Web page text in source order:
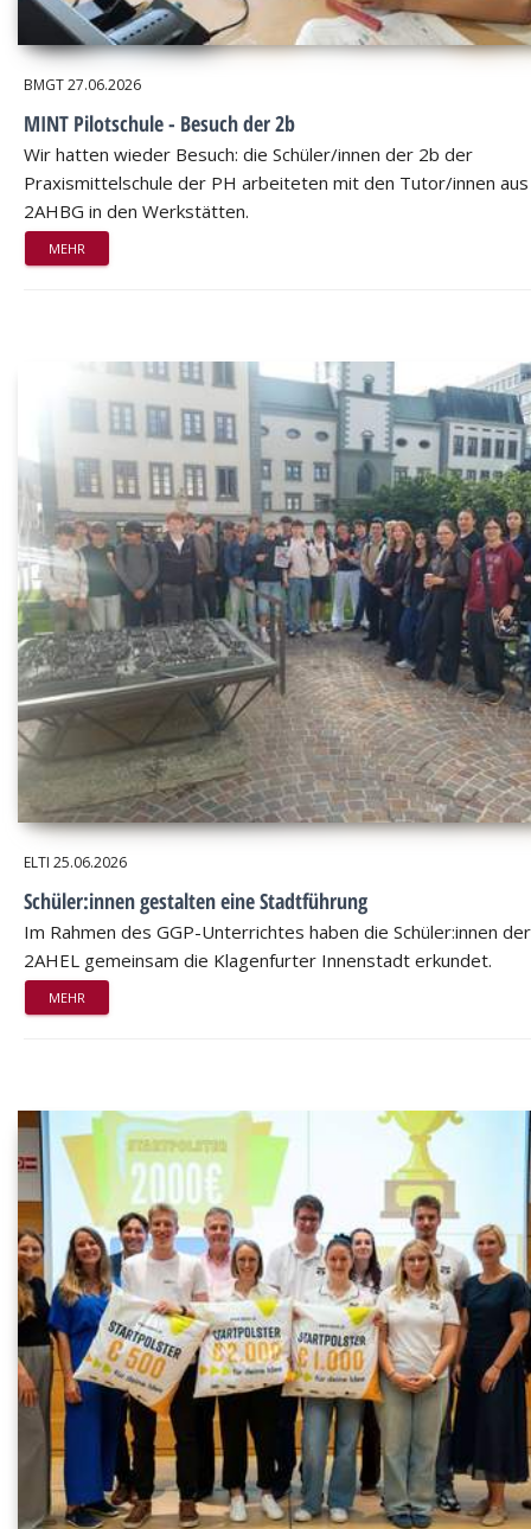
BMGT27.06.2026
MINT Pilotschule - Besuch der 2b
Wir hatten wieder Besuch: die Schüler/innen der 2b der
Praxismittelschule der PH arbeiteten mit den Tutor/innen
2AHBG in den Werkstätten.
MEHR
ELTI 25.06.2026
Schüler:innen gestalten eine Stadtführung
Im Rahmen des GGP-Unterrichtes haben die Schüler:innen der
2AHEL gemeinsam die Klagenfurter Innenstadt erkundet.
MEHR